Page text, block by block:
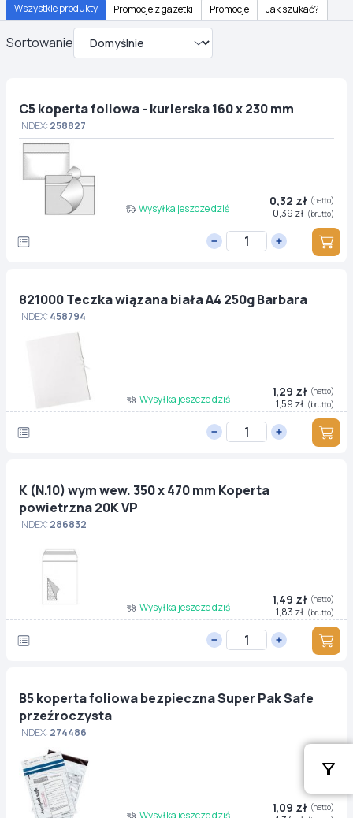
Wszystkie produkty Promocje z gazetki Promocje Jak szukać?
Sortowanie
C5 koperta foliowa - kurierska 160 x 230 mm
INDEX:258827
Wysyłka jeszcze dziś
0,32 zł (netto)
0,39 zł (brutto)
821000 Teczka wiązana biała A4 250g Barbara
INDEX:458794
Wysyłka jeszcze dziś
1,29 zł (netto)
1,59 zł (brutto)
K (N.10) wym wew. 350 x 470 mm Koperta
powietrzna 20K VP
INDEX:286832
Wysyłka jeszcze dziś
1,49 zł (netto)
1,83 zł (brutto)
B5 koperta foliowa bezpieczna Super Pak Safe
przeźroczysta
INDEX:274486
Wysyłka jeszcze dziś
1,09 zł (netto)